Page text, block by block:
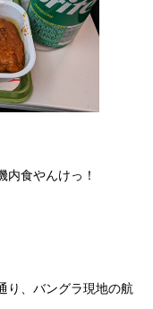
内食やんけっ！
り、バングラ現地の航